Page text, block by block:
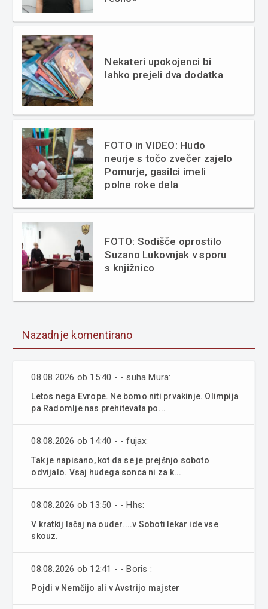
Nekateri upokojenci bi
lahko prejeli dva dodatka
FOTO in VIDEO: Hudo
neurje s točo zvečer zajelo
Pomurje, gasilci imeli
polne roke dela
FOTO: Sodišče oprostilo
Suzano Lukovnjak v sporu
s knjižnico
Nazadnje komentirano
08.08.2026 ob 15:40 - - suha Mura:
Letos nega Evrope. Ne bomo niti prvakinje. Olimpija
pa Radomlje nas prehitevata po...
08.08.2026 ob 14:40 - - fujax:
Tak je napisano, kot da se je prejšnjo soboto
odvijalo. Vsaj hudega sonca ni za k...
08.08.2026 ob 13:50 - - Hhs:
V kratkij lačaj na ouder....v Soboti lekar ide vse
skouz.
08.08.2026 ob 12:41 - - Boris :
Pojdi v Nemčijo ali v Avstrijo majster